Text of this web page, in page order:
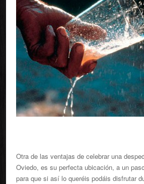
Otra de las ventajas de celebrar una
Oviedo, es su perfecta ubicación, a un
para que si así lo queréis podáis disfrutar